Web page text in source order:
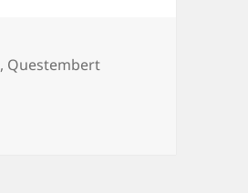
, Questembert